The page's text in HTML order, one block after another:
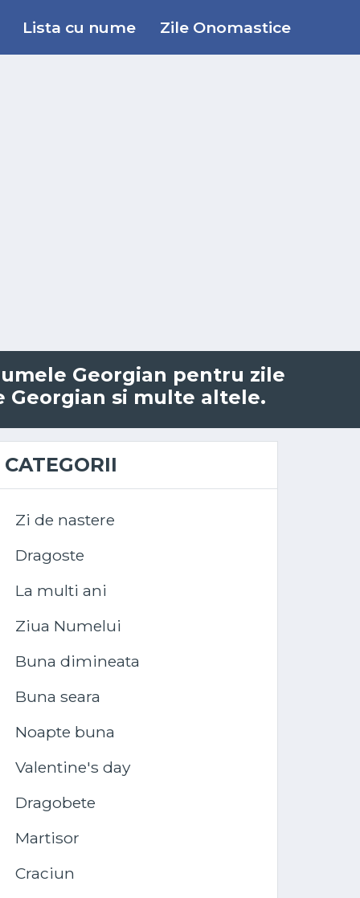
Lista cu nume Zile Onomastice
Georgian pentru zile
Georgian si multe altele.
CATEGORII
Zi de nastere
Dragoste
La multi ani
Ziua Numelui
Buna dimineata
Buna seara
Noapte buna
Valentine's day
Dragobete
Martisor
Craciun